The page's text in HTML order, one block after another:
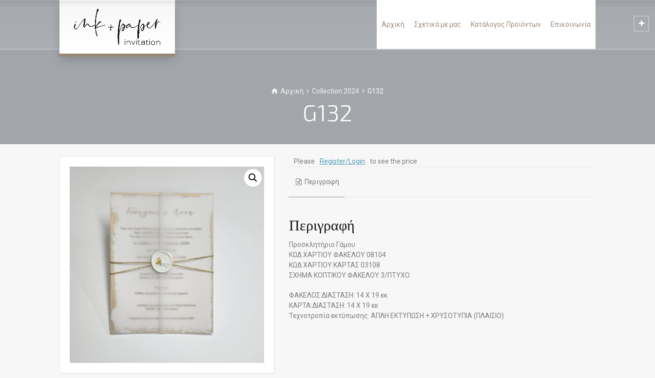
Αρχική Σχετικά με μας Κατάλογος Προϊόντων Επικοινωνία
Αρχική Collection 2024 G132
G132
Please Register/Login to see the price
Περιγραφή
Περιγραφή
Προσκλητήριο Γάμου
ΚΩΔ ΧΑΡΤΙΟΥ ΦΑΚΕΛΟΥ 08104
ΚΩΔ ΧΑΡΤΙΟΥ ΚΑΡΤΑΣ 03108
ΣΧΗΜΑ ΚΟΠΤΙΚΟΥ ΦΑΚΕΛΟΥ 3/ΠΤΥΧΟ
ΦΑΚΕΛΟΣ:ΔΙΑΣΤΑΣΗ: 14 Χ 19 εκ
ΚΑΡΤΑ:ΔΙΑΣΤΑΣΗ: 14 Χ 19 εκ
Τεχνοτροπία εκτύπωσης: ΑΠΛΗ ΕΚΤΥΠΩΣΗ + ΧΡΥΣΟΤΥΠΙΑ (ΠΛΑΙΣΙΟ)